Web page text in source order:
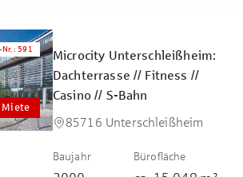
Miete
: 591
Microcity Unterschleißheim:
Dachterrasse // Fitness //
Casino // S-Bahn
85716 Unterschleißheim
Baujahr Bürofläche